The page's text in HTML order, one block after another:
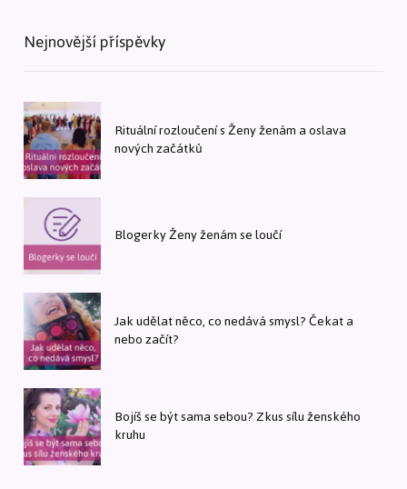
Nejnovější příspěvky
Rituální rozloučení s Ženy ženám a oslava
nových začátků
Blogerky Ženy ženám se loučí
Jak udělat něco, co nedává smysl? Čekat a
nebo začít?
Bojíš se být sama sebou? Zkus sílu ženského
kruhu